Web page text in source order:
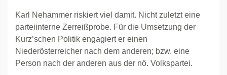
Karl Nehammer riskiert viel damit. Nicht zuletzt eine
parteiinterne Zerreißprobe. Für die Umsetzung der
Kurz’schen Politik engagiert er einen
Niederösterreicher nach dem anderen; bzw. eine
Person nach der anderen aus der nö. Volkspartei.